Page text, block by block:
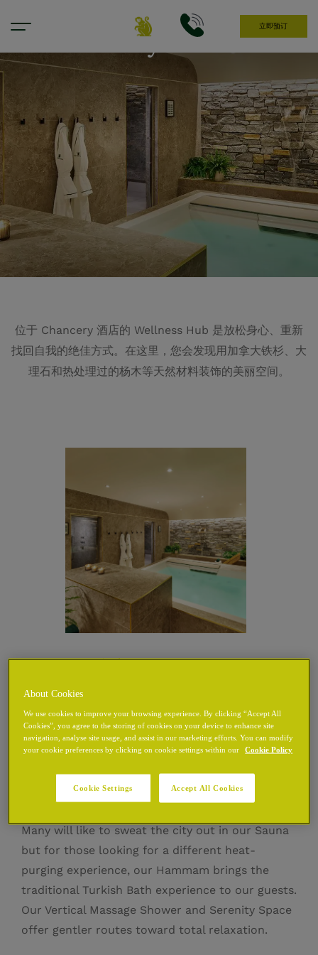
立即预订
Chancery Wellness
位于 Chancery 酒店的 Wellness Hub 是放松身心、重新
找回自我的绝佳方式。在这里，您会发现用加拿大铁杉、大
理石和热处理过的杨木等天然材料装饰的美丽空间。
CHANCERY 酒店
健康中心
水梦迷你泳池提供了一个让人完全沉浸其中的放松空
间，不同的漩涡模式和灯光效果组合在一起，让使用者
如身临其境。
Many will like to sweat the city out in our Sauna
but for those looking for a different heat-
purging experience, our Hammam brings the
traditional Turkish Bath experience to our guests.
Our Vertical Massage Shower and Serenity Space
offer gentler routes toward total relaxation.
About Cookies
We use cookies to improve your browsing experience. By clicking “Accept All
Cookies”, you agree to the storing of cookies on your device to enhance site
navigation, analyse site usage, and assist in our marketing efforts. You can modify
your cookie preferences by clicking on cookie settings within our
Cookie Policy
Cookie Settings Accept All Cookies